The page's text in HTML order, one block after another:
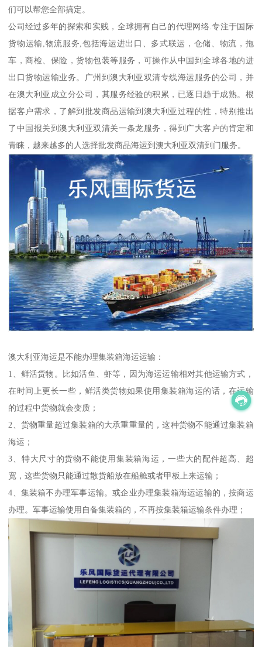
们可以帮您全部搞定。
公司经过多年的探索和实贱，全球拥有自己的代理网络.专注于国际
货物运输,物流服务,包括海运进出口、多式联运，仓储、物流，拖
车，商检、保险，货物包装等服务，可操作从中国到全球各地的进
出口货物运输业务。广州到澳大利亚双清专线海运服务的公司，并
在澳大利亚成立分公司，其服务经验的积累，已逐日趋于成熟。根
据客户需求，了解到批发商品运输到澳大利亚过程的性，特别推出
了中国报关到澳大利亚双清关一条龙服务，得到广大客户的肯定和
青睐，越来越多的人选择批发商品海运到澳大利亚双清到门服务。
澳大利亚海运是不能办理集装箱海运运输：
1、鲜活货物。比如活鱼、虾等，因为海运运输相对其他运输方式，
在时间上更长一些，鲜活类货物如果使用集装箱海运的话，在运输
的过程中货物就会变质；
2、货物重量超过集装箱的大承重重量的，这种货物不能通过集装箱
海运；
3、特大尺寸的货物不能使用集装箱海运，一些大的配件超高、超
宽，这些货物只能通过散货船放在船舱或者甲板上来运输；
4、集装箱不办理军事运输。或企业办理集装箱海运运输的，按商运
办理。军事运输使用自备集装箱的，不再按集装箱运输条件办理；